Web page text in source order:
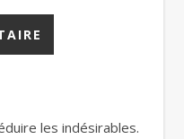
les indésirables.